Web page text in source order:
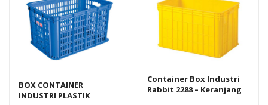
BOX CONTAINER
INDUSTRI PLASTIK
Container Box Industri
Rabbit 2288 – Keranjang